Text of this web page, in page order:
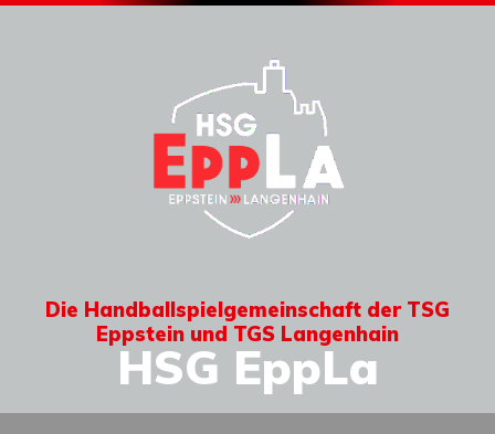
Die Handballspielgemeinschaft der TSG
Eppstein und TGS Langenhain
HSG EppLa